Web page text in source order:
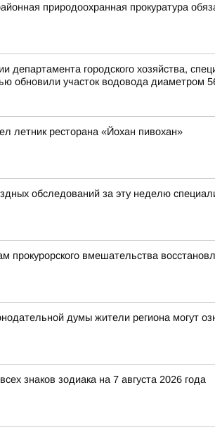
природоохранная прокуратура
департамента городского хозяйства,
обновили участок водовода диаметром
летник ресторана «Йохан пивохан»
обследований за эту неделю
прокурорского вмешательства
думы жители региона могут
знаков зодиака на 7 августа 2026 года